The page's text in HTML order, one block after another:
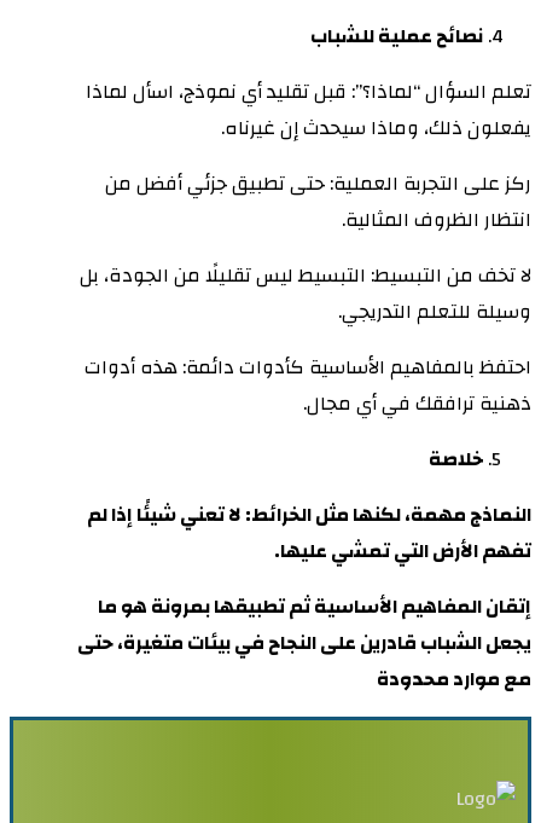
نصائح عملية للشباب
تعلم السؤال “لماذا؟”: قبل تقليد أي نموذج، اسأل لماذا
يفعلون ذلك، وماذا سيحدث إن غيرناه.
ركز على التجربة العملية: حتى تطبيق جزئي أفضل من
انتظار الظروف المثالية.
لا تخف من التبسيط: التبسيط ليس تقليلًا من الجودة، بل
وسيلة للتعلم التدريجي.
احتفظ بالمفاهيم الأساسية كأدوات دائمة: هذه أدوات
ذهنية ترافقك في أي مجال.
خلاصة
النماذج مهمة، لكنها مثل الخرائط: لا تعني شيئًا إذا لم
تفهم الأرض التي تمشي عليها.
إتقان المفاهيم الأساسية ثم تطبيقها بمرونة هو ما
يجعل الشباب قادرين على النجاح في بيئات متغيرة، حتى
مع موارد محدودة